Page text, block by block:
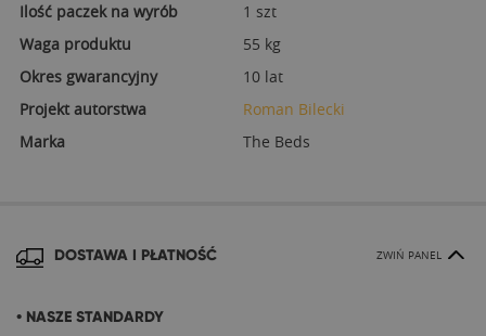
Ilość paczek na wyrób
1 szt
Waga produktu
55 kg
Okres gwarancyjny
10 lat
Projekt autorstwa
Roman Bilecki
Marka
The Beds
DOSTAWA I PŁATNOŚĆ ZWIŃ PANEL
• NASZE STANDARDY